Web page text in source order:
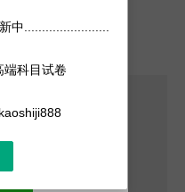
中........................
端科目试卷